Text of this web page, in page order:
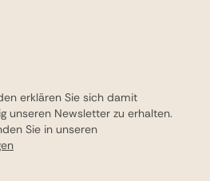
erklären Sie sich damit
unseren Newsletter zu erhalten.
Sie in unseren